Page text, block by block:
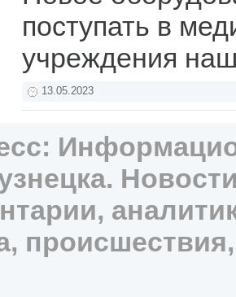
поступать в
учреждения
13.05.2023